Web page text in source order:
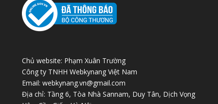
Chủ website: Phạm Xuân Trường
Công ty TNHH Webkynang Việt Nam
Email: webkynang.vn@gmail.com
Địa chỉ: Tầng 6, Tòa Nhà Sannam, Duy Tân, Dịch Vọng